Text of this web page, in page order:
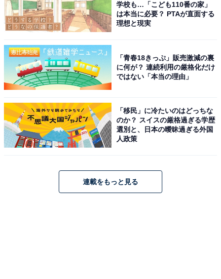
学校も…「こども110番の家」
は本当に必要？ PTAが直面する
理想と現実
「青春18きっぷ」販売激減の裏
に何が？ 連続利用の厳格化だけ
ではない「本当の理由」
「移民」に冷たいのはどっちな
のか？ スイスの厳格過ぎる学歴
選別と、日本の曖昧過ぎる外国
人政策
連載をもっと見る